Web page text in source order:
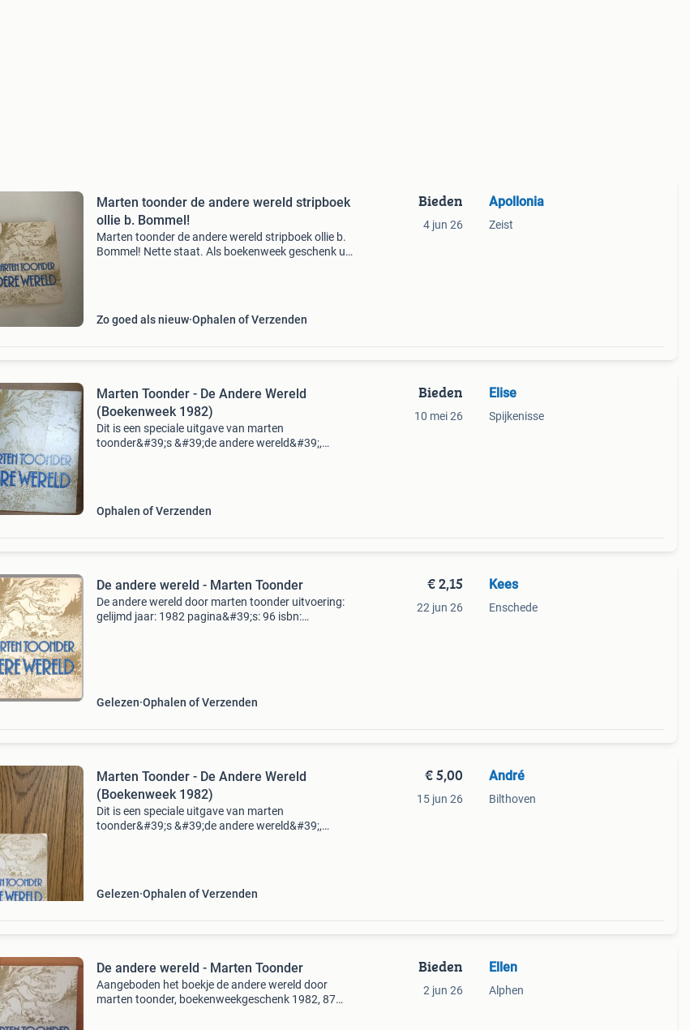
Marten toonder de andere wereld stripboek
ollie b. Bommel!
Marten toonder de andere wereld stripboek ollie b.
Bommel! Nette staat. Als boekenweek geschenk uit
Zo goed als nieuw Ophalen of Verzenden
Bieden
4 jun 26
Apollonia
Zeist
Marten Toonder - De Andere Wereld
(Boekenweek 1982)
Dit is een speciale uitgave van marten
toonder&#39;s &#39;de andere wereld&#39;,
Ophalen of Verzenden
Bieden
10 mei 26
Elise
Spijkenisse
De andere wereld - Marten Toonder
De andere wereld door marten toonder uitvoering:
gelijmd jaar: 1982 pagina&#39;s: 96 isbn:
Gelezen Ophalen of Verzenden
€ 2,15
22 jun 26
Kees
Enschede
Marten Toonder - De Andere Wereld
(Boekenweek 1982)
Dit is een speciale uitgave van marten
toonder&#39;s &#39;de andere wereld&#39;,
Gelezen Ophalen of Verzenden
€ 5,00
15 jun 26
André
Bilthoven
De andere wereld - Marten Toonder
Aangeboden het boekje de andere wereld door
marten toonder, boekenweekgeschenk 1982, 87
Bieden
2 jun 26
Ellen
Alphen